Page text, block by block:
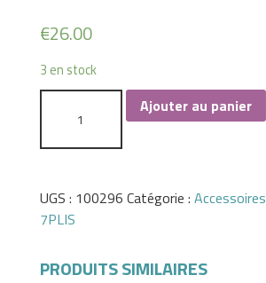
€26.00
3 en stock
Ajouter au panier
UGS : 100296 Catégorie : Accessoires
7PLIS
PRODUITS SIMILAIRES